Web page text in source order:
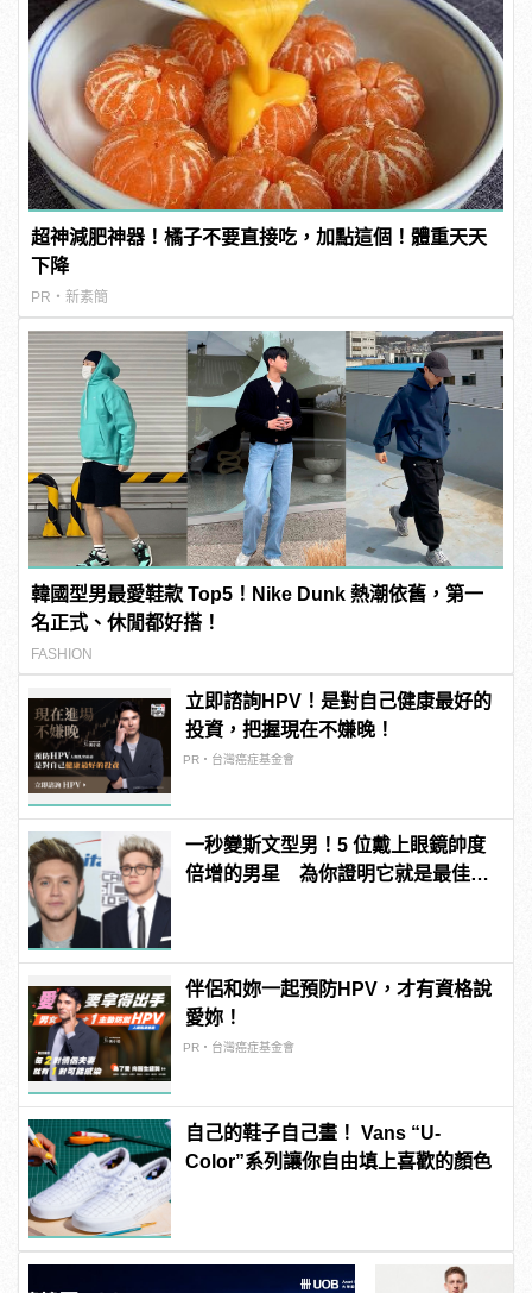
超神減肥神器！橘子不要直接吃，加點這個！體重天天
下降
PR・新素簡
韓國型男最愛鞋款 Top5！Nike Dunk 熱潮依舊，第一
名正式、休閒都好搭！
FASHION
立即諮詢HPV！是對自己健康最好的
投資，把握現在不嫌晚！
PR・台灣癌症基金會
一秒變斯文型男！5 位戴上眼鏡帥度
倍增的男星 為你證明它就是最佳時
伴侶和妳一起預防HPV，才有資格說
愛妳！
PR・台灣癌症基金會
自己的鞋子自己畫！ Vans “U-
Color”系列讓你自由填上喜歡的顏色